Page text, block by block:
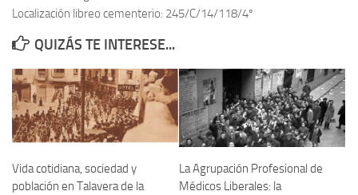
Memoria Histórica
Investigación previa de la represión en Talavera de la Reina (1937-
1947).
Informe Represión en Toledo 1936-1947 | Buscador
Informe de la fosa de abril de 1939 de Tembleque
Enciclopedia Republicana
Localización libreo cementerio: 245/C/14/118/4º
QUIZÁS TE INTERESE...
Vida cotidiana, sociedad y
población en Talavera de la
La Agrupación Profesional de
Médicos Liberales: la